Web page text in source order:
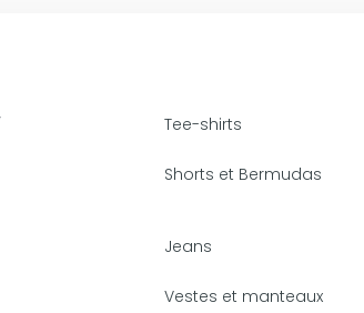
Tee-shirts
Shorts et Bermudas
Jeans
Vestes et manteaux